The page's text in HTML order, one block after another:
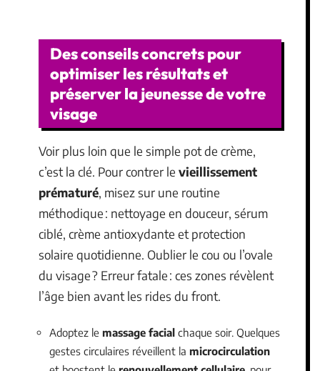
Des conseils concrets pour
optimiser les résultats et
préserver la jeunesse de votre
visage
Voir plus loin que le simple pot de crème,
c’est la clé. Pour contrer le vieillissement
prématuré, misez sur une routine
méthodique : nettoyage en douceur, sérum
ciblé, crème antioxydante et protection
solaire quotidienne. Oublier le cou ou l’ovale
du visage ? Erreur fatale : ces zones révèlent
l’âge bien avant les rides du front.
Adoptez le massage facial chaque soir. Quelques
gestes circulaires réveillent la microcirculation